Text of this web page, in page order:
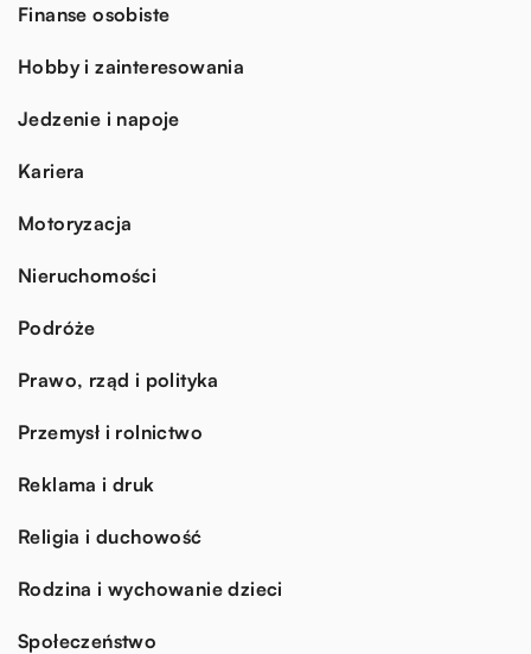
Finanse osobiste
Hobby i zainteresowania
Jedzenie i napoje
Kariera
Motoryzacja
Nieruchomości
Podróże
Prawo, rząd i polityka
Przemysł i rolnictwo
Reklama i druk
Religia i duchowość
Rodzina i wychowanie dzieci
Społeczeństwo